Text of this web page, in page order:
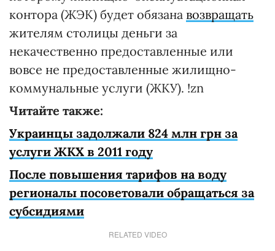
контора (ЖЭК) будет обязана возвращать
жителям столицы деньги за
некачественно предоставленные или
вовсе не предоставленные жилищно-
коммунальные услуги (ЖКУ). !zn
Читайте также:
Украинцы задолжали 824 млн грн за
услуги ЖКХ в 2011 году
После повышения тарифов на воду
регионалы посоветовали обращаться за
субсидиями
RELATED VIDEO